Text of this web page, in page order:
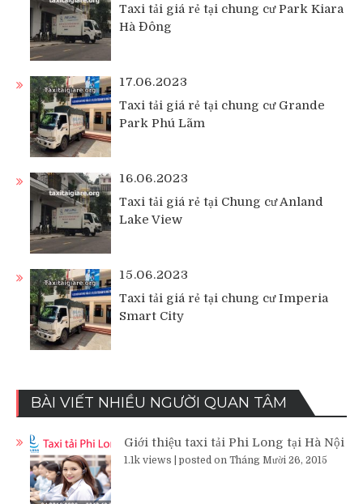
Taxi tải giá rẻ tại chung cư Park Kiara
Hà Đông
17.06.2023
Taxi tải giá rẻ tại chung cư Grande
Park Phú Lãm
16.06.2023
Taxi tải giá rẻ tại Chung cư Anland
Lake View
15.06.2023
Taxi tải giá rẻ tại chung cư Imperia
Smart City
BÀI VIẾT NHIỀU NGƯỜI QUAN TÂM
Giới thiệu taxi tải Phi Long tại Hà Nội
1.1k views posted on Tháng Mười 26, 2015